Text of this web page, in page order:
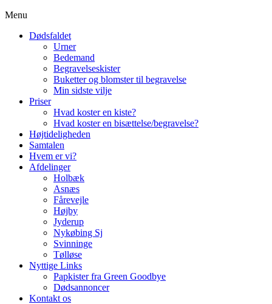
Menu
Dødsfaldet
Urner
Bedemand
Begravelseskister
Buketter og blomster til begravelse
Min sidste vilje
Priser
Hvad koster en kiste?
Hvad koster en bisættelse/begravelse?
Højtideligheden
Samtalen
Hvem er vi?
Afdelinger
Holbæk
Asnæs
Fårevejle
Højby
Jyderup
Nykøbing Sj
Svinninge
Tølløse
Nyttige Links
Papkister fra Green Goodbye
Dødsannoncer
Kontakt os